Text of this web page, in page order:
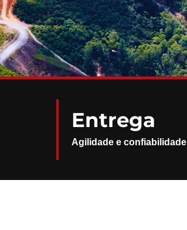
Entrega
Agilidade e confiabilidade